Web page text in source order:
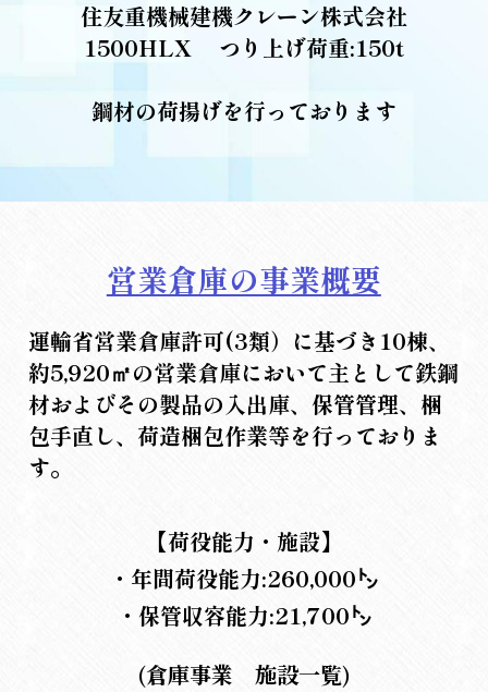
住友重機械建機クレーン株式会社
1500HLX 　つり上げ荷重:150t
鋼材の荷揚げを行っております
営業倉庫の事業概要
運輸省営業倉庫許可(3類）に基づき10棟、
約5,920㎡の営業倉庫において主として鉄鋼
材およびその製品の入出庫、保管管理、梱
包手直し、荷造梱包作業等を行っておりま
す。
【荷役能力・施設】
・年間荷役能力:260,000㌧
・保管収容能力:21,700㌧
(倉庫事業　施設一覧)